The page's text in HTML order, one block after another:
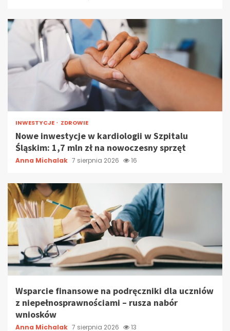
INWESTYCJE ZDROWIE
Nowe inwestycje w kardiologii w Szpitalu
Śląskim: 1,7 mln zł na nowoczesny sprzęt
Anna Michalak 7 sierpnia 2026 16
Wsparcie finansowe na podręczniki dla uczniów
z niepełnosprawnościami – rusza nabór
wniosków
Anna Michalak 7 sierpnia 2026 13